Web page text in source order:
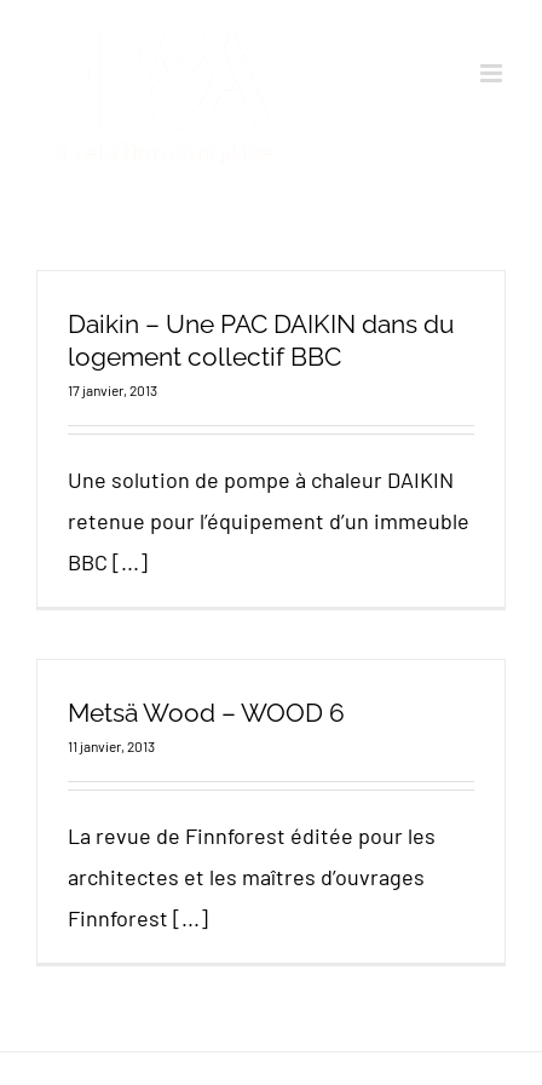
Daikin – Une PAC DAIKIN dans du
logement collectif BBC
17 janvier, 2013
Une solution de pompe à chaleur DAIKIN
retenue pour l’équipement d’un immeuble
BBC [...]
Metsä Wood – WOOD 6
11 janvier, 2013
La revue de Finnforest éditée pour les
architectes et les maîtres d’ouvrages
Finnforest [...]